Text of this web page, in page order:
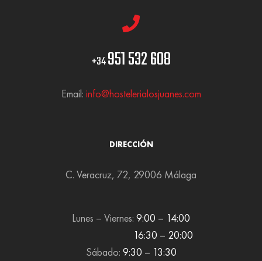
+34951 532 608
Email: info@hostelerialosjuanes.com
DIRECCIÓN
C. Veracruz, 72, 29006 Málaga
Lunes – Viernes: 9:00 – 14:00
16:30 – 20:00
Sábado: 9:30 – 13:30